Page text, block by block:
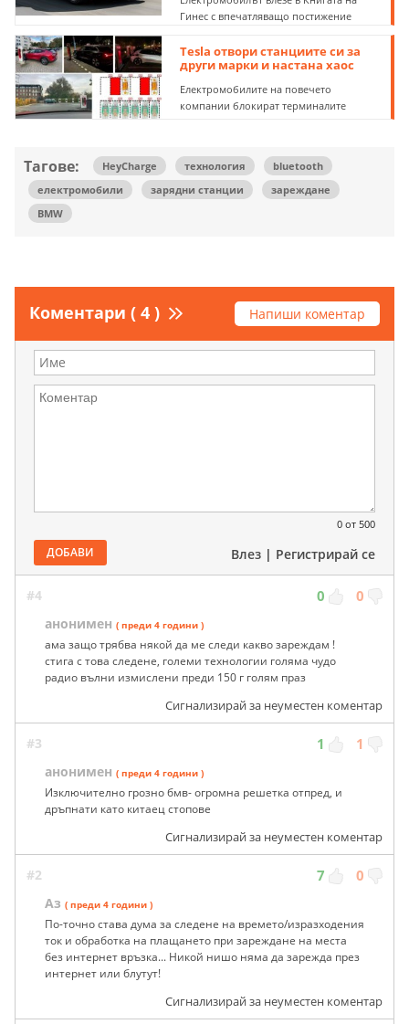
Гинес с впечатляващо постижение
Tesla отвори станциите си за
други марки и настана хаос
Електромобилите на повечето
компании блокират терминалите
Тагове: HeyCharge технология
bluetooth
електромобили
зарядни станции
зареждане
BMW
Коментари ( 4 ) Напиши коментар
0 от 500
ДОБАВИ Влез | Регистрирай се
#4 0 0
анонимен ( преди 4 години )
ама защо трябва някой да ме следи какво зареждам !
стига с това следене, големи технологии голяма чудо
радио вълни измислени преди 150 г голям праз
Сигнализирай за неуместен коментар
#3 1 1
анонимен ( преди 4 години )
Изключително грозно бмв- огромна решетка отпред, и
дръпнати като китаец стопове
Сигнализирай за неуместен коментар
#2 7 0
Аз ( преди 4 години )
По-точно става дума за следене на времето/изразходения
ток и обработка на плащането при зареждане на места
без интернет връзка... Никой нишо няма да зарежда през
интернет или блутут!
Сигнализирай за неуместен коментар